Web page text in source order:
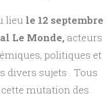
lieu le 12 septembre
Le Monde, acteurs
politiques et
divers sujets . Tous
mutation des